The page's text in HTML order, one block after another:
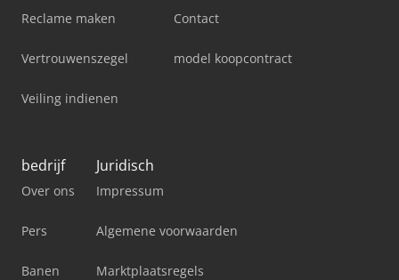
Reclame maken
Vertrouwenszegel
Veiling indienen
Contact
model koopcontract
bedrijf
Over ons
Pers
Banen
Juridisch
Impressum
Algemene voorwaarden
Marktplaatsregels